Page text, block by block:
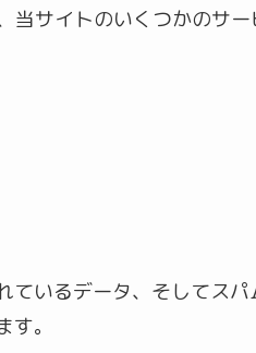
サイトのいくつかのサ
いるデータ、そしてス
。